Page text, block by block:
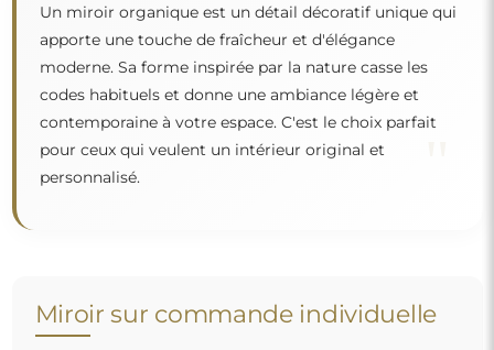
Un miroir organique est un détail décoratif unique qui
apporte une touche de fraîcheur et d'élégance
moderne. Sa forme inspirée par la nature casse les
codes habituels et donne une ambiance légère et
contemporaine à votre espace. C'est le choix parfait
pour ceux qui veulent un intérieur original et
personnalisé.
Miroir sur commande individuelle